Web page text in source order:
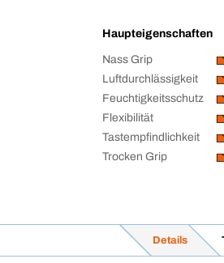
Haupteigenschaften
Nass Grip
Luftdurchlässigkeit
Feuchtigkeitsschutz
Flexibilität
Tastempfindlichkeit
Trocken Grip
Details